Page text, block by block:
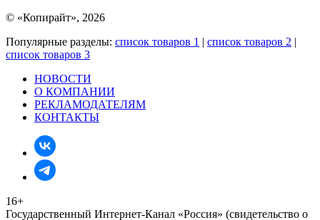
© «Копирайт», 2026
Популярные разделы: список товаров 1 | список товаров 2 |
список товаров 3
НОВОСТИ
О КОМПАНИИ
РЕКЛАМОДАТЕЛЯМ
КОНТАКТЫ
16+
Государственный Интернет-Канал «Россия» (свидетельство о